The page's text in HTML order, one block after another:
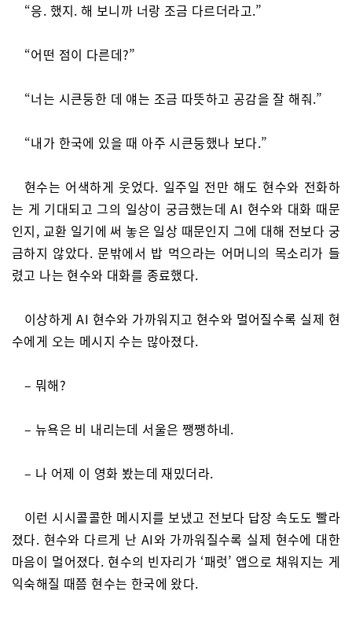
“응. 했지. 해 보니까 너랑 조금 다르더라고.”
“어떤 점이 다른데?”
“너는 시큰둥한 데 얘는 조금 따뜻하고 공감을 잘 해줘.”
“내가 한국에 있을 때 아주 시큰둥했나 보다.”
현수는 어색하게 웃었다. 일주일 전만 해도 현수와 전화하
는 게 기대되고 그의 일상이 궁금했는데 AI 현수와 대화 때문
인지, 교환 일기에 써 놓은 일상 때문인지 그에 대해 전보다 궁
금하지 않았다. 문밖에서 밥 먹으라는 어머니의 목소리가 들
렸고 나는 현수와 대화를 종료했다.
이상하게 AI 현수와 가까워지고 현수와 멀어질수록 실제 현
수에게 오는 메시지 수는 많아졌다.
– 뭐해?
– 뉴욕은 비 내리는데 서울은 쨍쨍하네.
– 나 어제 이 영화 봤는데 재밌더라.
이런 시시콜콜한 메시지를 보냈고 전보다 답장 속도도 빨라
졌다. 현수와 다르게 난 AI와 가까워질수록 실제 현수에 대한
마음이 멀어졌다. 현수의 빈자리가 ‘패럿’ 앱으로 채워지는 게
익숙해질 때쯤 현수는 한국에 왔다.